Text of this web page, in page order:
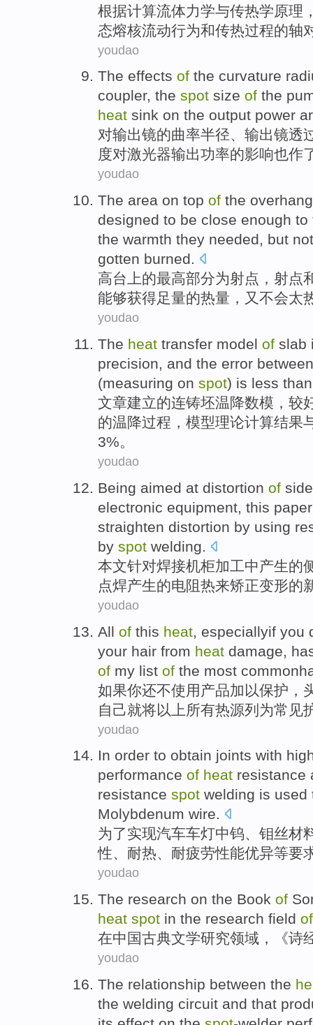
根据计算流体力学与传热学原理
态熔核流动行为和传热过程的轴
youdao
The effects of the curvature
coupler, the spot size of the
heat sink on the output power
对输出镜的曲率半径、输出镜透
度对激光器输出功率的影响也作
youdao
The area on top of the
designed to be close enough to
the warmth they needed, but not
gotten burned.
高台上的最高部分为射点 ，射点
能够获得足量的热量 ， 又 不会太
youdao
The heat transfer model of slab
precision, and the error
(measuring on spot) is less than
文章建立的连铸坯温降数模，较
的温降过程， 模型理论计算结果
3%。
youdao
Being aimed at distortion of side
electronic equipment, this
straighten distortion by using
by spot welding.
本文针对焊接机柜加工中产生的
点焊产生的电阻 热来矫正变形的
youdao
All of this heat , especiallyif you
your hair from heat damage ,
of my list of the most
如果你还不使用产品加以保护 ，
自己就将以上所有热源列为常见
youdao
In order to obtain joints with
performance of heat resistance
resistance spot welding is used
Molybdenum wire.
为了实现汽车车灯中钨、 钼丝材
性、 耐热、 耐疲劳性能优异等要
youdao
The research on the Book of
heat spot in the research field of
在中国古典文学研究领域 ，《诗
youdao
The relationship between the
the welding circuit and that